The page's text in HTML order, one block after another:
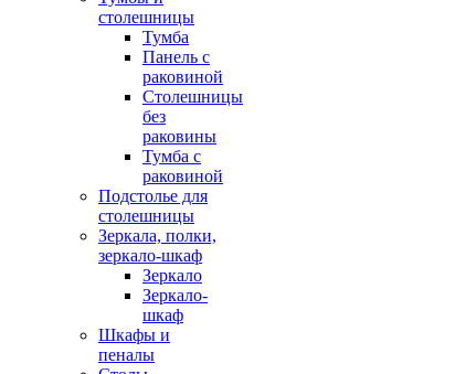
столешницы
Тумба
Панель с
раковиной
Столешницы
без
раковины
Тумба с
раковиной
Подстолье для
столешницы
Зеркала, полки,
зеркало-шкаф
Зеркало
Зеркало-
шкаф
Шкафы и
пеналы